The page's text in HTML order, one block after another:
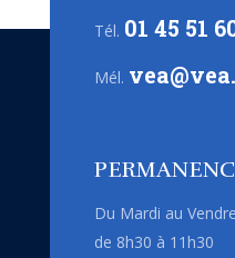
Tél. 01 45 51
Mél.
Du Mardi au
de 8h30 à 11h30